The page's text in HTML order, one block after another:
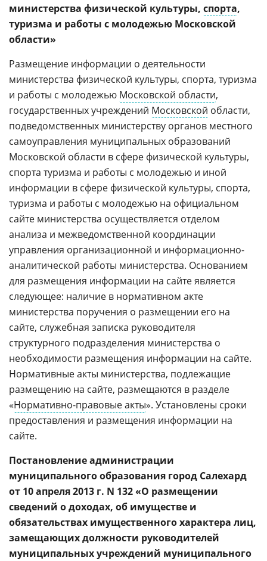
министерства физической культуры, спорта,
туризма и работы с молодежью Московской
области»
Размещение информации о деятельности
министерства физической культуры, спорта, туризма
и работы с молодежью Московской области,
государственных учреждений Московской области,
подведомственных министерству органов местного
самоуправления муниципальных образований
Московской области в сфере физической культуры,
спорта туризма и работы с молодежью и иной
информации в сфере физической культуры, спорта,
туризма и работы с молодежью на официальном
сайте министерства осуществляется отделом
анализа и межведомственной координации
управления организационной и информационно-
аналитической работы министерства. Основанием
для размещения информации на сайте является
следующее: наличие в нормативном акте
министерства поручения о размещении его на
сайте, служебная записка руководителя
структурного подразделения министерства о
необходимости размещения информации на сайте.
Нормативные акты министерства, подлежащие
размещению на сайте, размещаются в разделе
«Нормативно-правовые акты». Установлены сроки
предоставления и размещения информации на
сайте.
Постановление администрации
муниципального образования город Салехард
от 10 апреля 2013 г. N 132 «О размещении
сведений о доходах, об имуществе и
обязательствах имущественного характера лиц,
замещающих должности руководителей
муниципальных учреждений муниципального